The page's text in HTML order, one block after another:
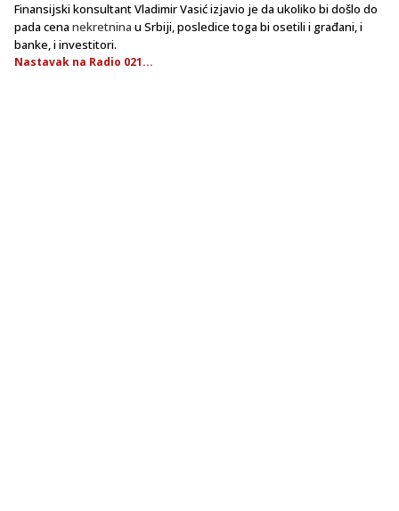
Finansijski konsultant Vladimir Vasić izjavio je da ukoliko bi došlo do
pada cena nekretnina u Srbiji, posledice toga bi osetili i građani, i
banke, i investitori.
Nastavak na Radio 021...